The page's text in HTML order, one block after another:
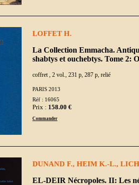
LOFFET H.
La Collection Emmacha.
shabtys et ouchebtys. Tome 2:
coffret , 2 vol., 231 p, 287 p, relié
PARIS 2013
Réf : 16065
Prix : 158.00 €
Commander
DUNAND F., HEIM K.-L.,
EL-DEIR Nécropoles. II: Les